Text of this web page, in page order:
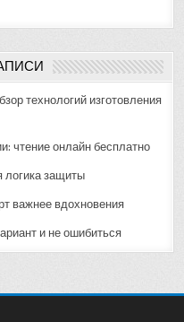
технологий изготовления
чтение онлайн бесплатно
логика защиты
важнее вдохновения
и не ошибиться